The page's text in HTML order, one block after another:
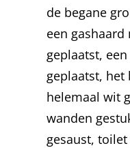
de begane
een
geplaatst,
geplaatst,
helemaal wit
wanden
gesaust,